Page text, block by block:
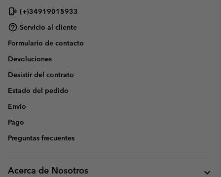
(+)34919015933
Servicio al cliente
Formulario de contacto
Devoluciones
Desistir del contrato
Estado del pedido
Envío
Pago
Preguntas frecuentes
Acerca de Nosotros